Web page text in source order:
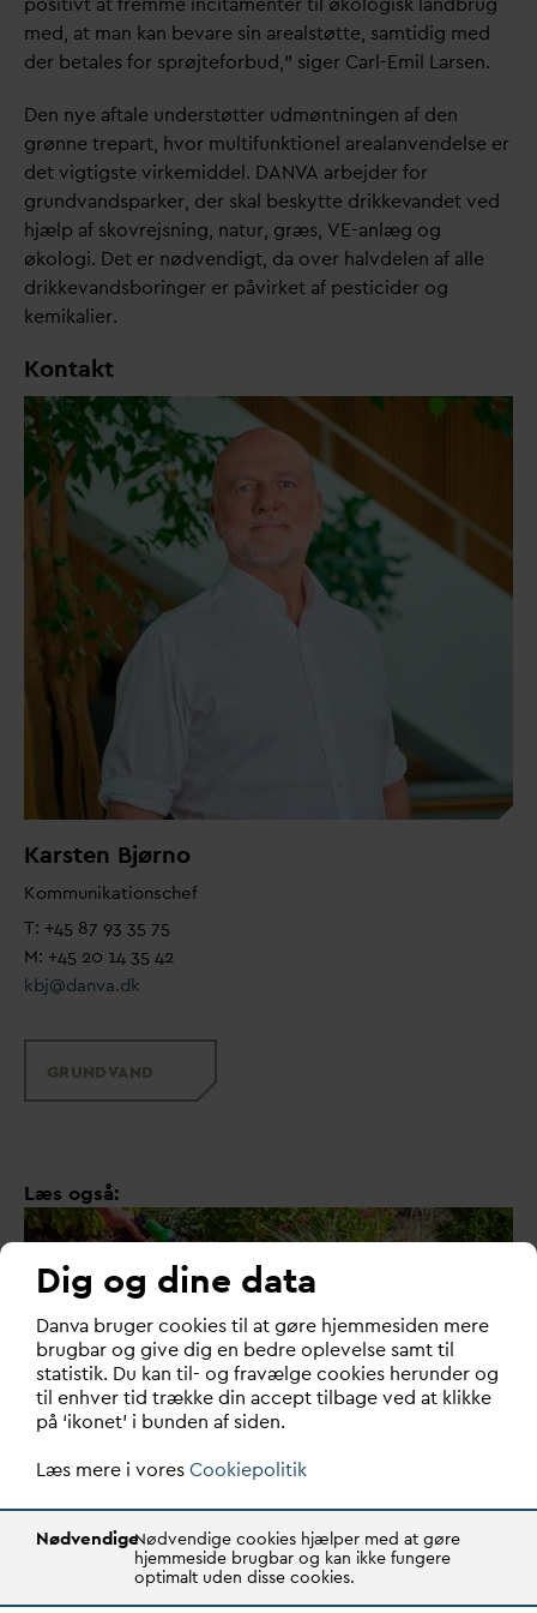
med, at man kan bevare sin arealstøtte, samtidig med
der betales for sprøjteforbud,” siger Carl-Emil Larsen.
Den nye aftale understøtter udmøntningen af den
grønne trepart, hvor multifunktionel arealanvendelse er
det vigtigste virkemiddel. DANVA arbejder for
grundvandsparker, der skal beskytte drikkevandet ved
hjælp af skovrejsning, natur, græs, VE-anlæg og
økologi. Det er nødvendigt, da over halvdelen af alle
drikkevandsboringer er påvirket af pesticider og
kemikalier.
Kontakt
Karsten Bjørno
Kommunikationschef
T: +45 87 93 35 75
M: +45 20 14 35 42
kbj@danva.dk
GRUNDVAND
Læs også:
Brugvandet med omtanke i
sommervarme
arme, tørre vejr får os til at bruge mere
Dig og dine data
Danva bruger cookies til at gøre hjemmesiden mere
brugbar og give dig en bedre oplevelse samt til
statistik. Du kan til- og fravælge cookies herunder og
til enhver tid trække din accept tilbage ved at klikke
på ‘ikonet’ i bunden af siden.
Læs mere i voresCookiepolitik
NødvendigeNødvendige cookies hjælper med at gøre
hjemmeside brugbar og kan ikke fungere
optimalt uden disse cookies.